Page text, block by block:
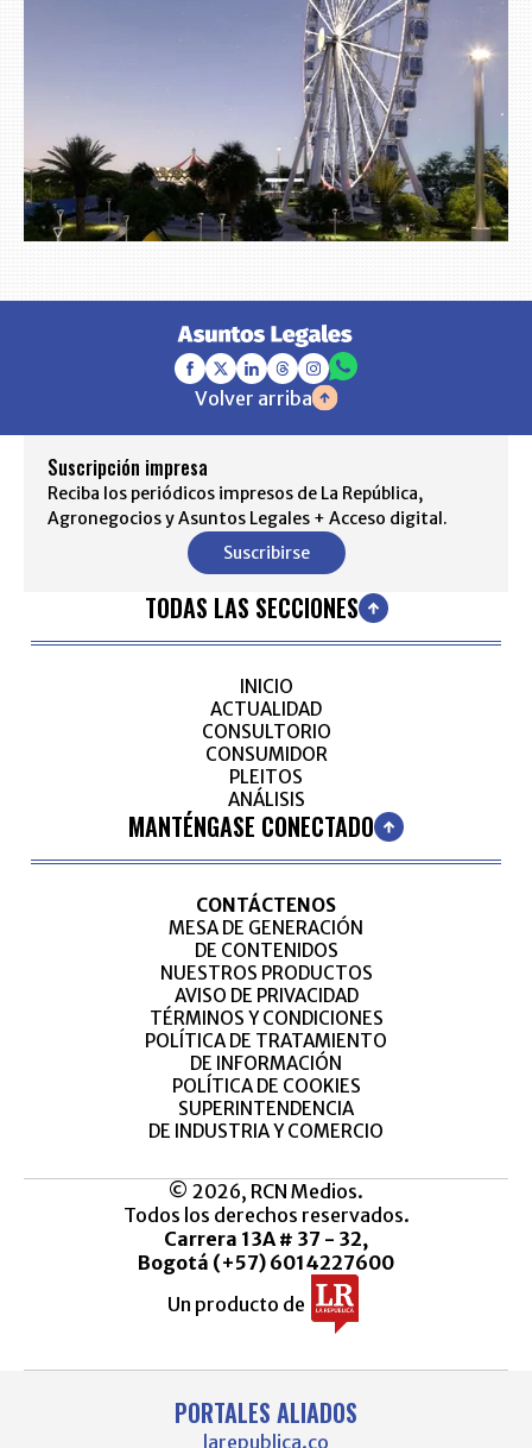
Volver arriba
Suscripción impresa
Reciba los periódicos impresos de La República,
Agronegocios y Asuntos Legales + Acceso digital.
Suscribirse
TODAS LAS SECCIONES
INICIO
ACTUALIDAD
CONSULTORIO
CONSUMIDOR
PLEITOS
ANÁLISIS
MANTÉNGASE CONECTADO
CONTÁCTENOS
MESA DE GENERACIÓN
DE CONTENIDOS
NUESTROS PRODUCTOS
AVISO DE PRIVACIDAD
TÉRMINOS Y CONDICIONES
POLÍTICA DE TRATAMIENTO
DE INFORMACIÓN
POLÍTICA DE COOKIES
SUPERINTENDENCIA
DE INDUSTRIA Y COMERCIO
© 2026, RCN Medios.
Todos los derechos reservados.
Carrera 13A # 37 - 32,
Bogotá (+57) 6014227600
Un producto de
PORTALES ALIADOS
larepublica.co